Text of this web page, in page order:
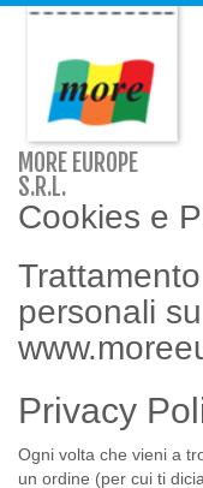
MORE EUROPE
S.R.L.
Cookies e
personali su
Privacy
Ogni volta che vieni a
un ordine (per cui ti